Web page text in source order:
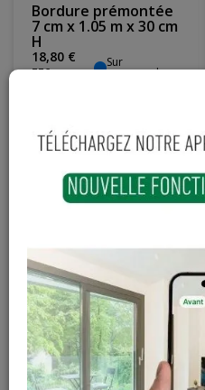
Bordure prémontée
7 cm x 1.05 m x 30 cm
H
18,80 €
TTC
Sur
commande
Ligature flexible en
rouleau 27 mm x 4
mm x 15 m
15,37€
TTC
Sur
commande